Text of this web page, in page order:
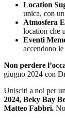
Location
unica, con
Atmosfera
location che
Eventi
accendono
Non perdere
giugno 2024 con
Unisciti a noi per
2024, Beky Bay
Matteo Fabbri.